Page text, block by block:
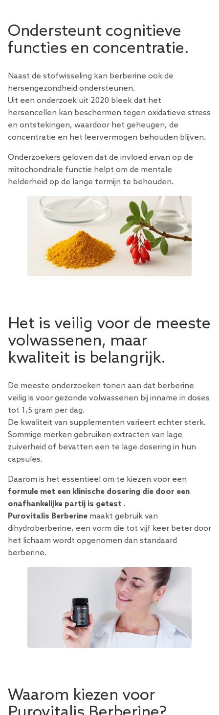
Ondersteunt cognitieve
functies en concentratie.
Naast de stofwisseling kan berberine ook de
hersengezondheid ondersteunen.
Uit een onderzoek uit 2020 bleek dat het
hersencellen kan beschermen tegen oxidatieve stress
en ontstekingen, waardoor het geheugen, de
concentratie en het leervermogen behouden blijven.
Onderzoekers geloven dat de invloed ervan op de
mitochondriale functie helpt om de mentale
helderheid op de lange termijn te behouden.
Het is veilig voor de meeste
volwassenen, maar
kwaliteit is belangrijk.
De meeste onderzoeken tonen aan dat berberine
veilig is voor gezonde volwassenen bij inname in doses
tot 1,5 gram per dag.
De kwaliteit van supplementen varieert echter sterk.
Sommige merken gebruiken extracten van lage
zuiverheid of bevatten een te lage dosering in hun
capsules.
Daarom is het essentieel om te kiezen voor een
formule met een klinische dosering die door een
onafhankelijke partij is getest .
Purovitalis Berberine maakt gebruik van
dihydroberberine, een vorm die tot vijf keer beter door
het lichaam wordt opgenomen dan standaard
berberine.
Waarom kiezen voor